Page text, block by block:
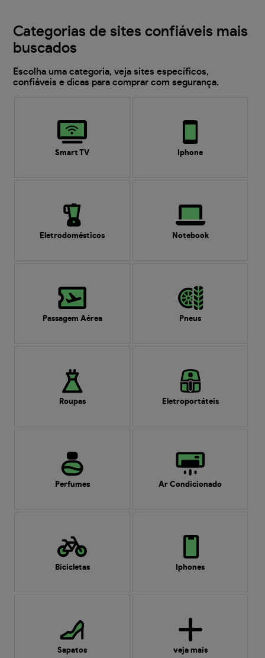
Categorias de sites confiáveis mais
buscados
Escolha uma categoria, veja sites específicos,
confiáveis e dicas para comprar com segurança.
Smart TV Iphone
Eletrodomésticos Notebook
Passagem Aérea Pneus
Roupas Eletroportáteis
Perfumes Ar Condicionado
Bicicletas Iphones
Sapatos veja mais